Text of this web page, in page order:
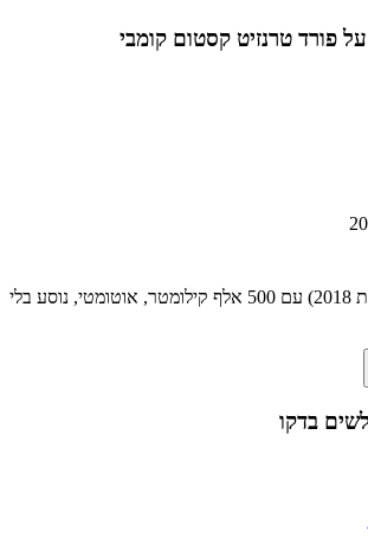
פורד טרנזיט קסטום קומבי
יש לי כזה (שנת 2018) עם 500 אלף קילומטר, אוטומטי, נוסע בלי
בדקו